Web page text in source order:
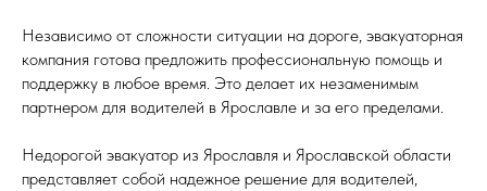
Независимо от сложности ситуации на дороге, эвакуаторная
компания готова предложить профессиональную помощь и
поддержку в любое время. Это делает их незаменимым
партнером для водителей в Ярославле и за его пределами.
Недорогой эвакуатор из Ярославля и Ярославской области
представляет собой надежное решение для водителей,